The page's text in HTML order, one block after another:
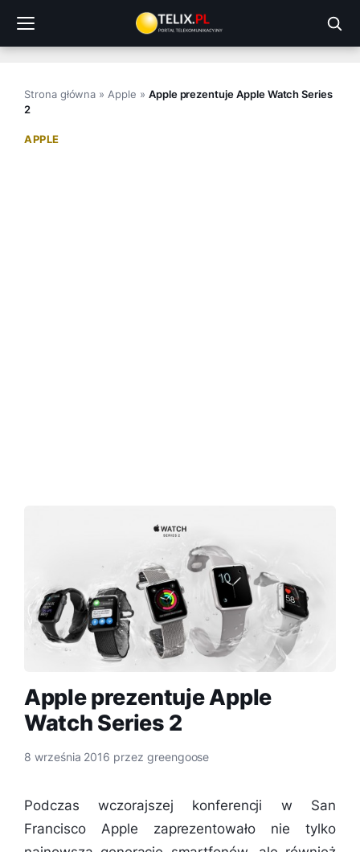
treści
Strona główna » Apple » Apple prezentuje Apple Watch Series
2
APPLE
Apple prezentuje Apple
Watch Series 2
8 września 2016 przez greengoose
Podczas wczorajszej konferencji w San
Francisco Apple zaprezentowało nie tylko